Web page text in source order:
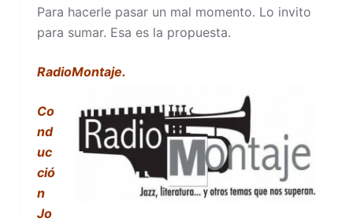
Para hacerle pasar un mal momento. Lo invito
para sumar. Esa es la propuesta.
RadioMontaje.
Co
nd
uc
ció
n
Jo